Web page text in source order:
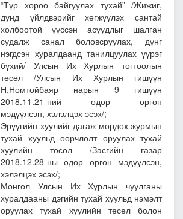
“Түр хороо байгуулах тухай” /Жижиг,
дунд үйлдвэрийг хөгжүүлэх сантай
холбоотой үүссэн асуудлыг шалган
судалж санал боловсруулах, дүнг
нэгдсэн хуралдаанд танилцуулах үүрэг
бүхий/
Улсын Их Хурлын тогтоолын
төсөл
/Улсын Их Хурлын гишүүн
Н.Номтойбаяр нарын 9 гишүүн
2018.11.21-ний өдөр өргөн
мэдүүлсэн, хэлэлцэх эсэх/;
Эрүүгийн хуулийг дагаж мөрдөх журмын
тухай хуульд өөрчлөлт оруулах тухай
хуулийн төсөл /Засгийн газар
2018.12.28-ны өдөр өргөн мэдүүлсэн,
хэлэлцэх эсэх/;
Монгол Улсын Их Хурлын чуулганы
хуралдааны дэгийн тухай хуульд нэмэлт
оруулах тухай хуулийн төсөл болон